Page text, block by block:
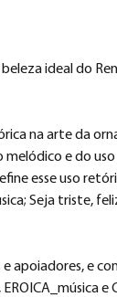
ideal do
na arte da
e do
esse uso
Seja triste,
apoiadores, e
e